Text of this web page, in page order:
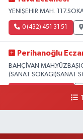
YENİŞEHİR MAH.
0 (432) 451 31 51
Perihanoğlu
BAHÇİVAN
(SANAT SOKAĞI)SANAT